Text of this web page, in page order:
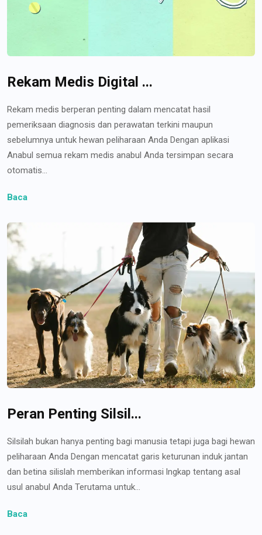
Rekam Medis Digital ...
Rekam medis berperan penting dalam mencatat hasil
pemeriksaan diagnosis dan perawatan terkini maupun
sebelumnya untuk hewan peliharaan Anda Dengan aplikasi
Anabul semua rekam medis anabul Anda tersimpan secara
otomatis...
Baca
Peran Penting Silsil...
Silsilah bukan hanya penting bagi manusia tetapi juga bagi hewan
peliharaan Anda Dengan mencatat garis keturunan induk jantan
dan betina silislah memberikan informasi lngkap tentang asal
usul anabul Anda Terutama untuk...
Baca